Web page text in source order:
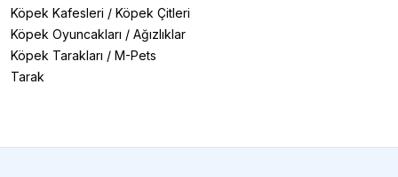
Köpek Kafesleri / Köpek Çitleri
Köpek Oyuncakları / Ağızlıklar
Köpek Tarakları / M-Pets
Tarak